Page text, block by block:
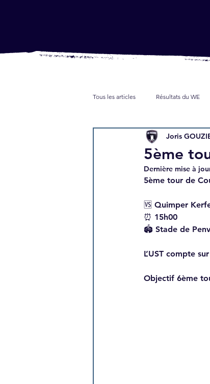
Tous les articles Résultats du WE
Partenaires
5ème
Joris
Dernière mise à
5ème tour de
🆚 Quimper
⏰ 15h00
🏟 Stade de
L’UST compte
Objectif 6ème